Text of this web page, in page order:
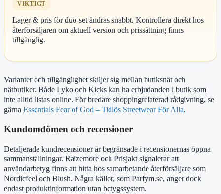
VIKTIGT
Lager & pris för duo-set ändras snabbt. Kontrollera direkt hos
återförsäljaren om aktuell version och prissättning finns
tillgänglig.
Varianter och tillgänglighet skiljer sig mellan butiksnät och
nätbutiker. Både Lyko och Kicks kan ha erbjudanden i butik som
inte alltid listas online. För bredare shoppingrelaterad rådgivning, se
gärna Essentials Fear of God – Tidlös Streetwear För Alla.
Kundomdömen och recensioner
Detaljerade kundrecensioner är begränsade i recensionernas öppna
sammanställningar. Raizemore och Prisjakt signalerar att
användarbetyg finns att hitta hos samarbetande återförsäljare som
Nordicfeel och Blush. Några källor, som Parfym.se, anger dock
endast produktinformation utan betygssystem.